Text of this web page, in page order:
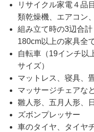
リサイクル家電４品
類乾燥機、エアコン
組み立て時の3辺合
180cm以上の家具全
自転車（19インチ以
サイズ）
マットレス、寝具、
マッサージチェアな
雛人形、五月人形、
ズボンプレッサー
車のタイヤ、タイヤ